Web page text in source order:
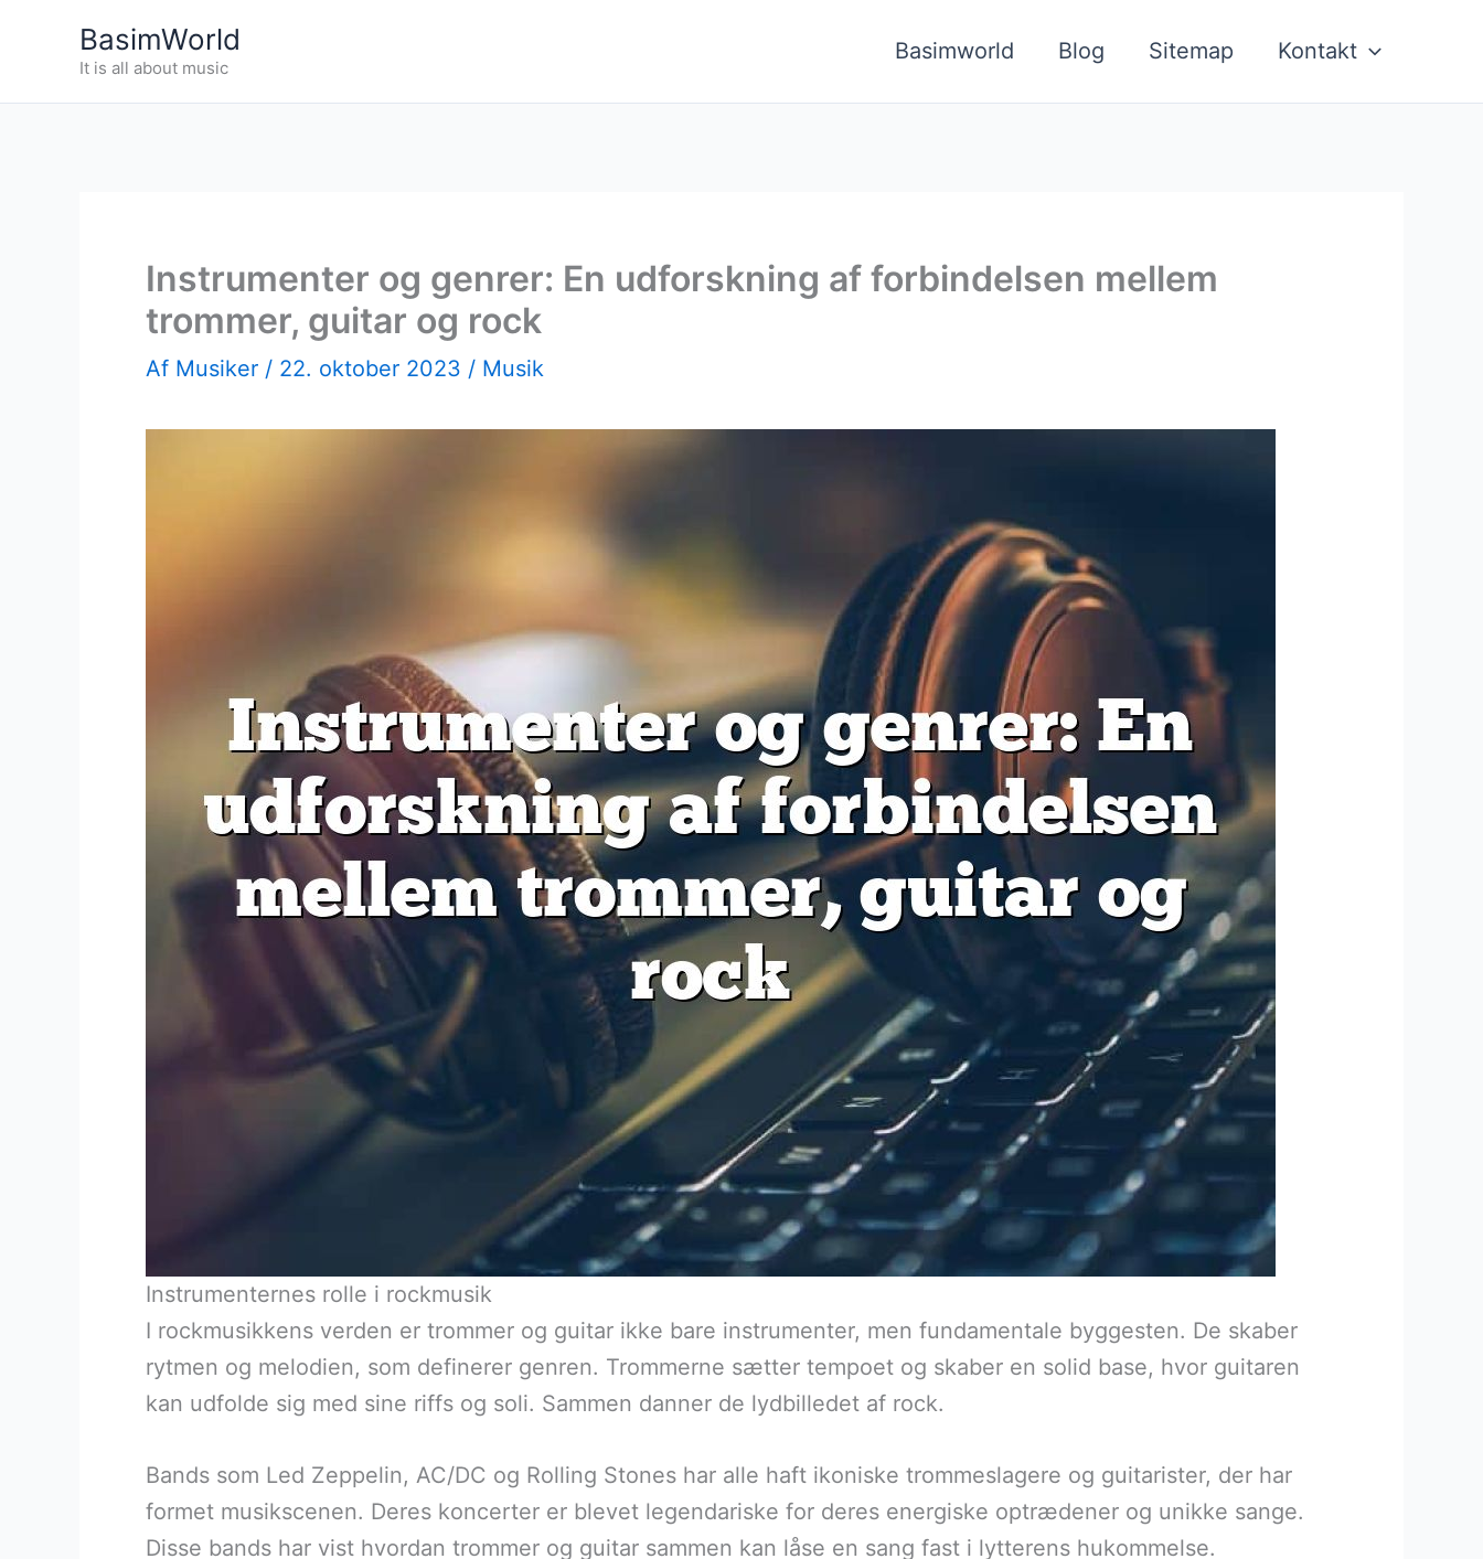
BasimWorld
It is all about music
Basimworld Blog Sitemap Kontakt
Instrumenter og genrer: En udforskning af forbindelsen mellem
trommer, guitar og rock
Af Musiker / 22. oktober 2023 / Musik
Instrumenternes rolle i rockmusik
I rockmusikkens verden er trommer og guitar ikke bare instrumenter, men fundamentale byggesten. De skaber
rytmen og melodien, som definerer genren. Trommerne sætter tempoet og skaber en solid base, hvor guitaren
kan udfolde sig med sine riffs og soli. Sammen danner de lydbilledet af rock.
Bands som Led Zeppelin, AC/DC og Rolling Stones har alle haft ikoniske trommeslagere og guitarister, der har
formet musikscenen. Deres koncerter er blevet legendariske for deres energiske optrædener og unikke sange.
Disse bands har vist hvordan trommer og guitar sammen kan låse en sang fast i lytterens hukommelse.